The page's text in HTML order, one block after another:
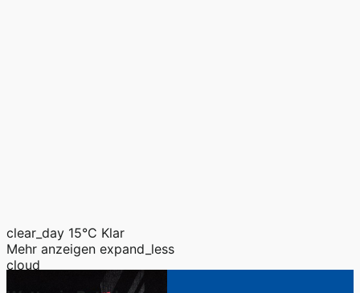
clear_day 15°C Klar
Mehr anzeigen expand_less
cloud